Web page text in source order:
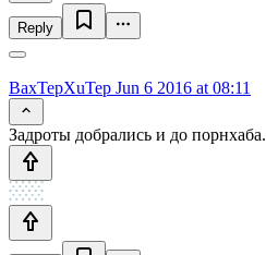
Reply
BaxTepXuTep Jun 6 2016 at 08:11
Задроты добрались и до порнхаба.